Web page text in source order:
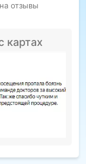
отзывы
картах